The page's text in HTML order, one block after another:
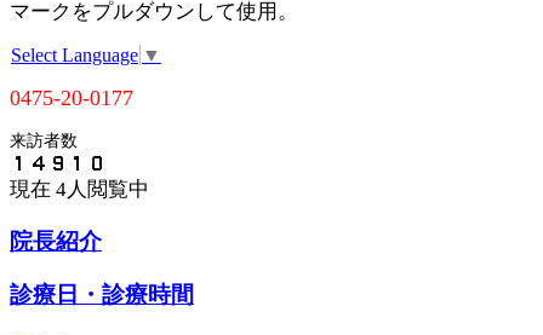
マークをプルダウンして使用。
Select Language ▼
0475-20-0177
来訪者数
現在 4人閲覧中
院長紹介
診療日・診療時間